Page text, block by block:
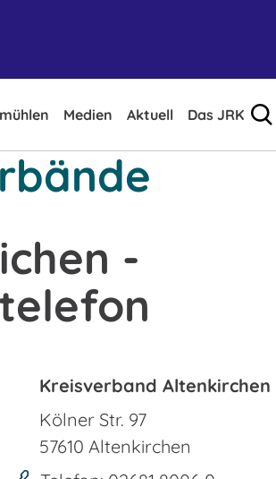
Medien Aktuell Das JRK
-
Kreisverband Altenkirchen
Kölner Str. 97
57610 Altenkirchen